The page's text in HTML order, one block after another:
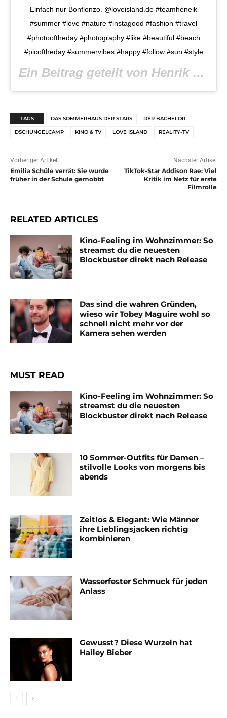
Einfach nur Bonflonzo. @loveisland.de #teamheneik
#summer #love #nature #instagood #fashion #travel
#photooftheday #photography #like #beautiful #beach
#picoftheday #summervibes #happy #follow #sun #style
Ein Beitrag geteilt von Henrik Love Island 2020 (@henrik_stoltenberg) am
TAGS DAS SOMMERHAUS DER STARS DER BACHELOR
DSCHUNGELCAMP KINO & TV LOVE ISLAND REALITY-TV
Vorheriger Artikel
Emilia Schüle verrät: Sie wurde
früher in der Schule gemobbt
Nächster Artikel
TikTok-Star Addison Rae: Viel
Kritik im Netz für erste
Filmrolle
RELATED ARTICLES
Kino-Feeling im Wohnzimmer: So
streamst du die neuesten
Blockbuster direkt nach Release
Das sind die wahren Gründen,
wieso wir Tobey Maguire wohl so
schnell nicht mehr vor der
Kamera sehen werden
MUST READ
Kino-Feeling im Wohnzimmer: So
streamst du die neuesten
Blockbuster direkt nach Release
10 Sommer-Outfits für Damen –
stilvolle Looks von morgens bis
abends
Zeitlos & Elegant: Wie Männer
ihre Lieblingsjacken richtig
kombinieren
Wasserfester Schmuck für jeden
Anlass
Gewusst? Diese Wurzeln hat
Hailey Bieber